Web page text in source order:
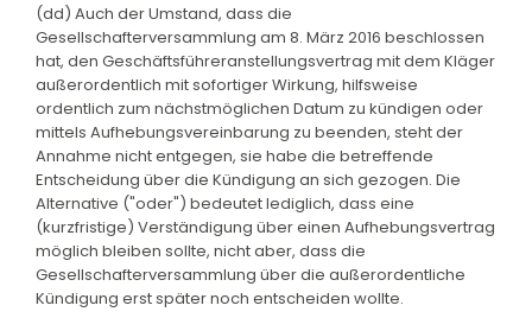
(dd) Auch der Umstand, dass die
Gesellschafterversammlung am 8. März 2016 beschlossen
hat, den Geschäftsführeranstellungsvertrag mit dem Kläger
außerordentlich mit sofortiger Wirkung, hilfsweise
ordentlich zum nächstmöglichen Datum zu kündigen oder
mittels Aufhebungsvereinbarung zu beenden, steht der
Annahme nicht entgegen, sie habe die betreffende
Entscheidung über die Kündigung an sich gezogen. Die
Alternative ("oder") bedeutet lediglich, dass eine
(kurzfristige) Verständigung über einen Aufhebungsvertrag
möglich bleiben sollte, nicht aber, dass die
Gesellschafterversammlung über die außerordentliche
Kündigung erst später noch entscheiden wollte.